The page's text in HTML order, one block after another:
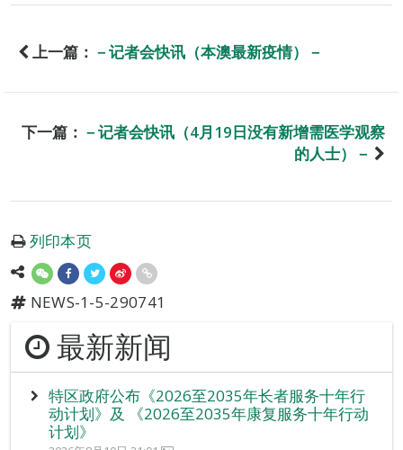
上一篇： －记者会快讯（本澳最新疫情）－
下一篇： －记者会快讯（4月19日没有新增需医学观察
的人士）－
列印本页
NEWS-1-5-290741
最新新闻
特区政府公布《2026至2035年长者服务十年行
动计划》及 《2026至2035年康复服务十年行动
计划》